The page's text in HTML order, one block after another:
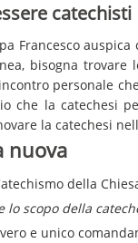
catechisti
Francesco
bisogna
personale
che la catechesi
la catechesi
nuova
della
scopo della
e unico